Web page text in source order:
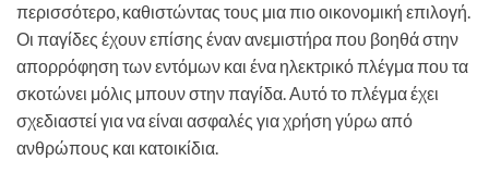
περισσότερο, καθιστώντας τους μια πιο οικονομική επιλογή.
Οι παγίδες έχουν επίσης έναν ανεμιστήρα που βοηθά στην
απορρόφηση των εντόμων και ένα ηλεκτρικό πλέγμα που τα
σκοτώνει μόλις μπουν στην παγίδα. Αυτό το πλέγμα έχει
σχεδιαστεί για να είναι ασφαλές για χρήση γύρω από
ανθρώπους και κατοικίδια.